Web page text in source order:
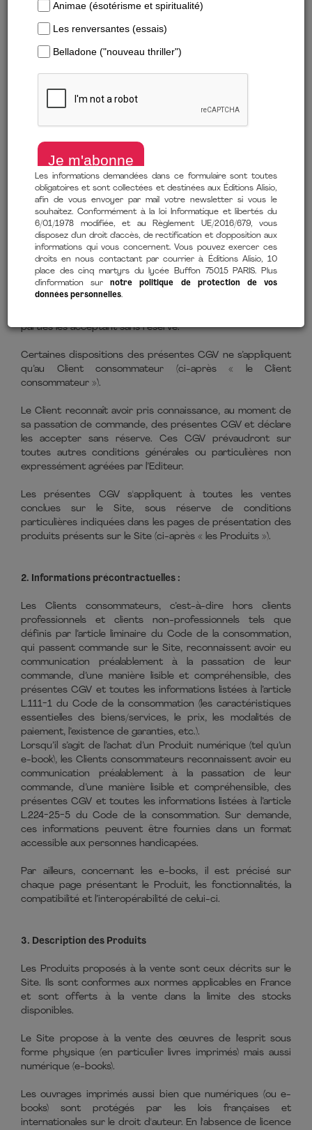
Toutes les commandes effectuées sur le Site sont
soumises aux présentes conditions générales de vente (ci-
après « les CGV »). L’Editeur se réserve le droit d'adapter
version modifiée étant publiée sur le Site en lieu et place
de l’ancienne version. La version des CGV applicable sera
celle figurant en ligne sur le Site au moment du paiement
Les présentes CGV sont accessibles de façon permanente,
permettant ainsi leur impression et/ou leur téléchargement,
de manière à ce que ce que le Client puisse procéder à
leur reproduction ou à leur sauvegarde.
1. Champ d'application et acceptation des conditions
Les présentes CGV régissent les relations contractuelles
entre l’Editeur et son client consommateur, professionnel
ou non-professionnel (ci-après « le Client ») tels que définis
parties les acceptant sans réserve.
Certaines dispositions des présentes CGV ne s’appliquent
qu’au Client consommateur (ci-après « le Client
consommateur »).
Le Client reconnaît avoir pris connaissance, au moment de
sa passation de commande, des présentes CGV et déclare
les accepter sans réserve. Ces CGV prévaudront sur
toutes autres conditions générales ou particulières non
expressément agréées par l’Editeur.
Les présentes CGV s'appliquent à toutes les ventes
conclues sur le Site, sous réserve de conditions
particulières indiquées dans les pages de présentation des
produits présents sur le Site (ci-après « les Produits »).
2. Informations précontractuelles :
Les Clients consommateurs, c’est-à-dire hors clients
professionnels et clients non-professionnels tels que
définis par l’article liminaire du Code de la consommation,
qui passent commande sur le Site, reconnaissent avoir eu
communication préalablement à la passation de leur
commande, d’une manière lisible et compréhensible, des
présentes CGV et toutes les informations listées à l’article
L.111-1 du Code de la consommation (les caractéristiques
essentielles des biens/services, le prix, les modalités de
paiement, l’existence de garanties, etc.).
Lorsqu’il s’agit de l’achat d’un Produit numérique (tel qu’un
e-book), les Clients consommateurs reconnaissent avoir eu
communication préalablement à la passation de leur
commande, d’une manière lisible et compréhensible, des
présentes CGV et toutes les informations listées à l’article
L.224-25-5 du Code de la consommation. Sur demande,
ces informations peuvent être fournies dans un format
accessible aux personnes handicapées.
Par ailleurs, concernant les e-books, il est précisé sur
chaque page présentant le Produit, les fonctionnalités, la
compatibilité et l’interopérabilité de celui-ci.
3. Description des Produits
Les Produits proposés à la vente sont ceux décrits sur le
Site. Ils sont conformes aux normes applicables en France
et sont offerts à la vente dans la limite des stocks
disponibles.
Le Site propose à la vente des œuvres de l'esprit sous
forme physique (en particulier livres imprimés) mais aussi
numérique (e-books).
Les ouvrages imprimés aussi bien que numériques (ou e-
books) sont protégés par les lois françaises et
internationales sur le droit d'auteur. En l'absence de licence
Les informations demandées dans ce formulaire sont toutes
obligatoires et sont collectées et destinées aux Éditions Alisio,
afin de vous envoyer par mail votre newsletter si vous le
souhaitez. Conformément à la loi Informatique et libertés du
6/01/1978 modifiée, et au Règlement UE/2016/679, vous
disposez d'un droit d'accès, de rectification et d'opposition aux
informations qui vous concernent. Vous pouvez exercer ces
droits en nous contactant par courrier à Éditions Alisio, 10
place des cinq martyrs du lycée Buffon 75015 PARIS. Plus
d'information surnotre politique de protection de vos
données personnelles.